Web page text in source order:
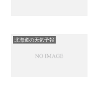
北海道の天気予報